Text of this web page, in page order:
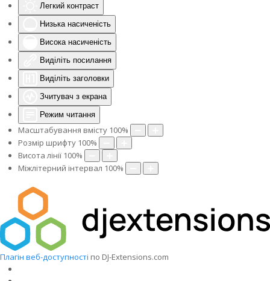
Легкий контраст
Низька насиченість
Висока насиченість
Виділіть посилання
Виділіть заголовки
Зчитувач з екрана
Режим читання
Масштабування вмісту 100%
Розмір шрифту 100%
Висота лінії 100%
Міжлітерний інтервал 100%
Плагін веб-доступності по DJ-Extensions.com